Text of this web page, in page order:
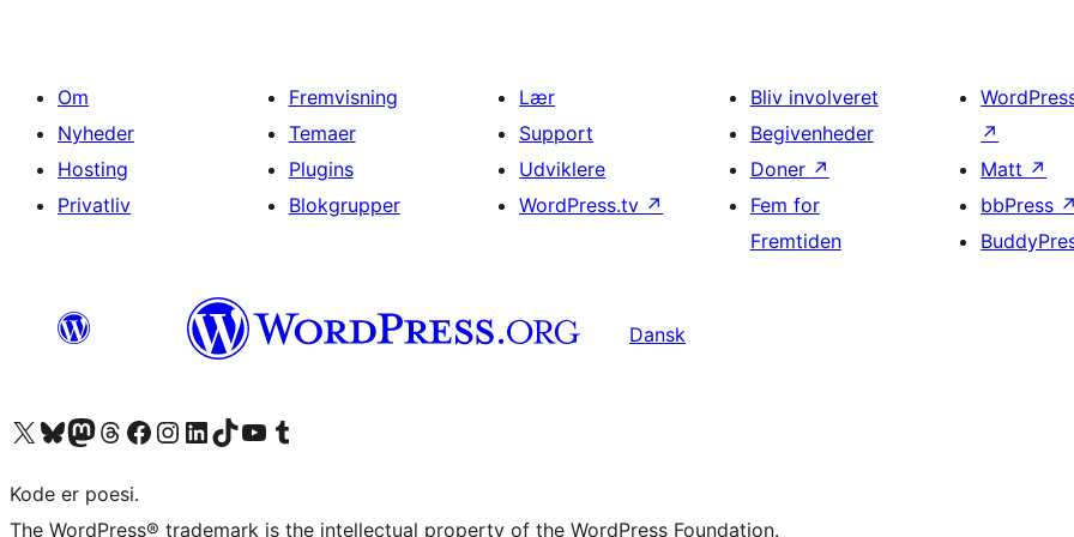
Om
Nyheder
Hosting
Privatliv
Fremvisning
Temaer
Plugins
Blokgrupper
Lær
Support
Udviklere
WordPress.tv ↗
Bliv involveret
Begivenheder
Doner ↗
Fem for
Fremtiden
↗
Matt ↗
bbPress ↗
Dansk
Besøg vores X (tidligere Twitter) konto
Besøg vores Bluesky-konto
Besøg vores Mastodon konto
Besøg vores Threads-konto
Besøg vores Facebook sideBesøg vores Instagram konto
Besøg vores LinkedIn konto
Besøg vores TikTok-konto
Besøg vores YouTube-kanalBesøg vores Tumblr-konto
Kode er poesi.
The WordPress® trademark is the intellectual property of the WordPress Foundation.